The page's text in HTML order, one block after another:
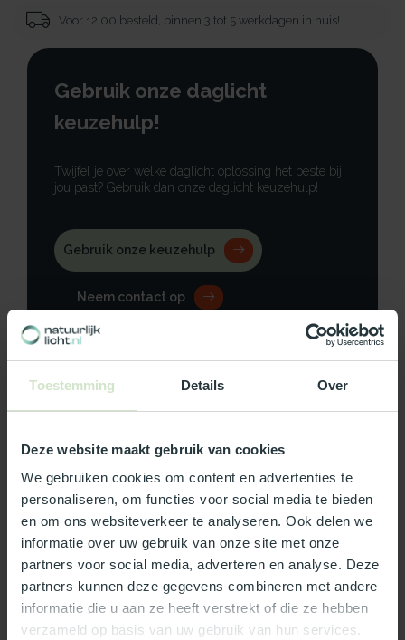
Toestemming Details Over
Deze website maakt gebruik van cookies
We gebruiken cookies om content en advertenties te
personaliseren, om functies voor social media te bieden
en om ons websiteverkeer te analyseren. Ook delen we
informatie over uw gebruik van onze site met onze
partners voor social media, adverteren en analyse. Deze
partners kunnen deze gegevens combineren met andere
informatie die u aan ze heeft verstrekt of die ze hebben
verzameld op basis van uw gebruik van hun services.
Voor 12:00 besteld, binnen 3 tot 5 werkdagen in huis!
Gebruik onze daglicht
keuzehulp!
Twijfel je over welke daglicht oplossing het beste bij
jou past? Gebruik dan onze daglicht keuzehulp!
Gebruik onze keuzehulp
Neem contact op
Productomschrijving
Specificaties
Reviews
Wat ons écht bijzonder maakt:
Officieel Skylux dealer!